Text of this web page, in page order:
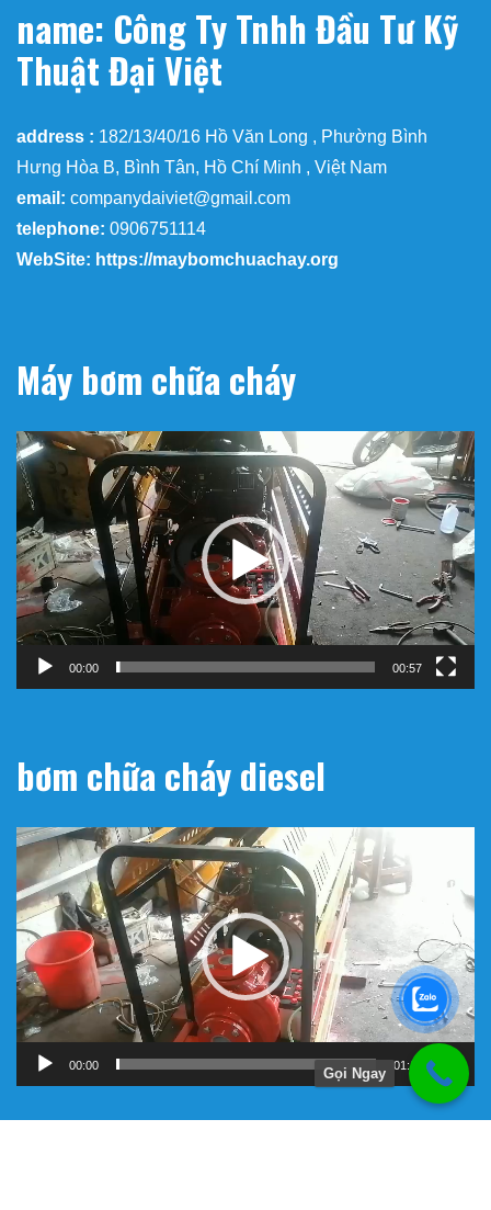
name: Công Ty Tnhh Đầu Tư Kỹ
Thuật Đại Việt
address : 182/13/40/16 Hồ Văn Long , Phường Bình
Hưng Hòa B, Bình Tân, Hồ Chí Minh , Việt Nam
email: companydaiviet@gmail.com
telephone: 0906751114
WebSite: https://maybomchuachay.org
Máy bơm chữa cháy
Trình
chơi
Video
00:00 00:57
bơm chữa cháy diesel
Trình
chơi
Video
00:00 01:11
Gọi Ngay